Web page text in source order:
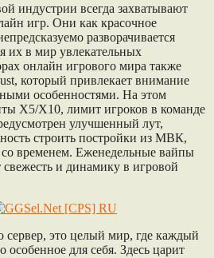
индустрии всегда захватывают
игр. Они как красочное
разворачивается
их в мир увлекательных
онлайн игрового мира также
который привлекает внимание
особенностями. На этом
X5/X10, лимит игроков в команде
улучшенный лут,
строить постройки из МВК,
временем. Еженедельные вайпы
и динамику в игровой
это целый мир, где каждый
особенное для себя. Здесь царит